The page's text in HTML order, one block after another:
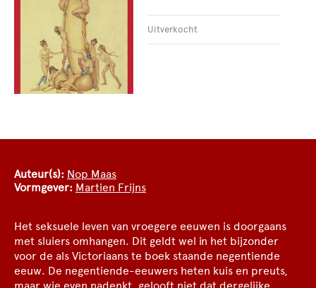
Uitverkocht
Auteur(s): Nop Maas
Vormgever: Martien Frijns
Het seksuele leven van vroegere eeuwen is doorgaans
met sluiers omhangen. Dit geldt wel in het bijzonder
voor de als Victoriaans te boek staande negentiende
eeuw. De negentiende-eeuwers heten kuis en preuts,